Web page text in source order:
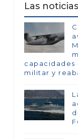
Las
capacidades
militar y